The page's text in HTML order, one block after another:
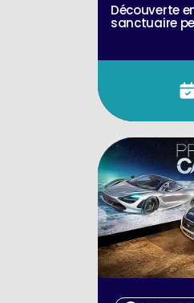
Découverte
sanctuaire